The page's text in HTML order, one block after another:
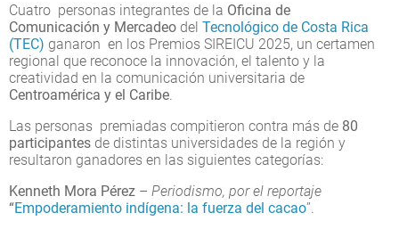
Cuatro personas integrantes de la Oficina de
Comunicación y Mercadeo del Tecnológico de Costa Rica
(TEC) ganaron en los Premios SIREICU 2025, un certamen
regional que reconoce la innovación, el talento y la
creatividad en la comunicación universitaria de
Centroamérica y el Caribe.
Las personas premiadas compitieron contra más de 80
participantes de distintas universidades de la región y
resultaron ganadores en las siguientes categorías:
Kenneth Mora Pérez – Periodismo, por el reportaje
“Empoderamiento indígena: la fuerza del cacao”.